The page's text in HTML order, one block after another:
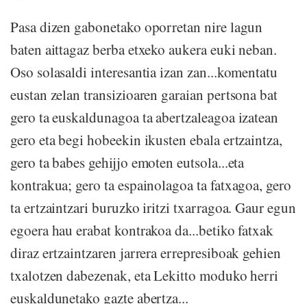
Pasa dizen gabonetako oporretan nire lagun
baten aittagaz berba etxeko aukera euki neban.
Oso solasaldi interesantia izan zan...komentatu
eustan zelan transizioaren garaian pertsona bat
gero ta euskaldunagoa ta abertzaleagoa izatean
gero eta begi hobeekin ikusten ebala ertzaintza,
gero ta babes gehijjo emoten eutsola...eta
kontrakua; gero ta espainolagoa ta fatxagoa, gero
ta ertzaintzari buruzko iritzi txarragoa. Gaur egun
egoera hau erabat kontrakoa da...betiko fatxak
diraz ertzaintzaren jarrera errepresiboak gehien
txalotzen dabezenak, eta Lekitto moduko herri
euskaldunetako gazte abertza...